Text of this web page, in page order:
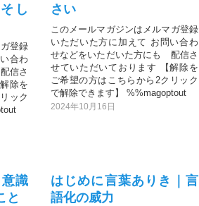
し
登録
合わ
信さ
除を
ック
さい
このメールマガジンはメルマガ登録
いただいた方に加えて お問い合わ
せなどをいただいた方にも 配信さ
せていただいております 【解除を
ご希望の方はこちらから2クリック
で解除できます】 %%magoptout
2024年10月16日
識
と
はじめに言葉ありき｜言
語化の威力